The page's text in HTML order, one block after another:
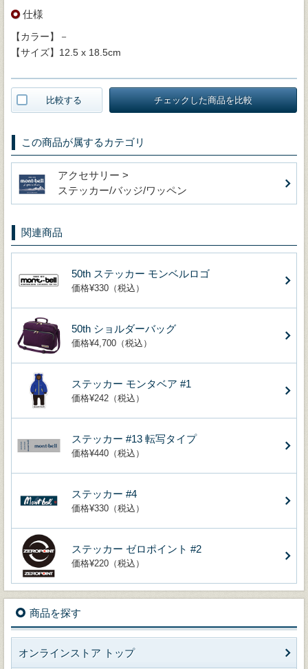
仕様
【カラー】－
【サイズ】12.5 x 18.5cm
比較する チェックした商品を比較
この商品が属するカテゴリ
アクセサリー >
ステッカー/バッジ/ワッペン
関連商品
50th ステッカー モンベルロゴ
価格¥330（税込）
50th ショルダーバッグ
価格¥4,700（税込）
ステッカー モンタベア #1
価格¥242（税込）
ステッカー #13 転写タイプ
価格¥440（税込）
ステッカー #4
価格¥330（税込）
ステッカー ゼロポイント #2
価格¥220（税込）
商品を探す
オンラインストア トップ